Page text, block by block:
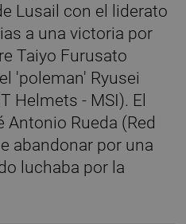
Lusail con el liderato
a una victoria por
Taiyo Furusato
'poleman' Ryusei
Helmets - MSI). El
Antonio Rueda (Red
abandonar por una
luchaba por la